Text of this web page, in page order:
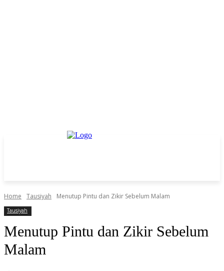
Home Tausiyah Menutup Pintu dan Zikir Sebelum Malam
Tausiyah
Menutup Pintu dan Zikir Sebelum
Malam